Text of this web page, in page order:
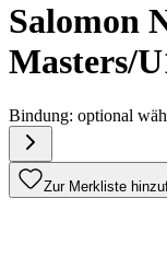
Salomon
Masters/
Bindung: optional
Zur Merkliste